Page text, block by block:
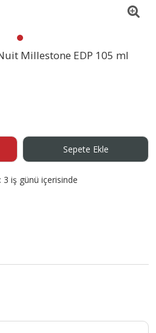
Millestone EDP 105 ml
Sepete Ekle
3 iş günü içerisinde